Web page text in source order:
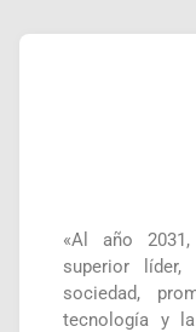
«Al año
superior
sociedad,
tecnología y